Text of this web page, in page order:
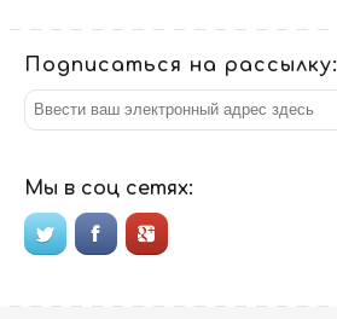
Подписаться на рассылку:
Мы в соц сетях: